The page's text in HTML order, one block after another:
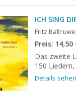
ICH SING
Fritz
Preis: 14,50
Das zweite
150
Details sehen